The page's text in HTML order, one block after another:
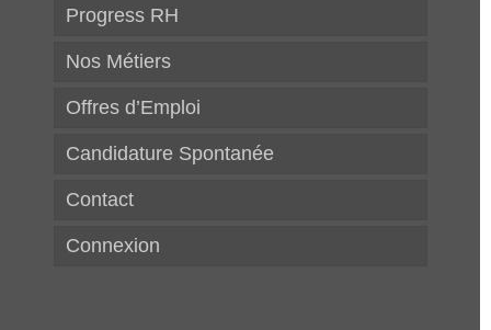
Progress RH
Nos Métiers
Offres d’Emploi
Candidature Spontanée
Contact
Connexion